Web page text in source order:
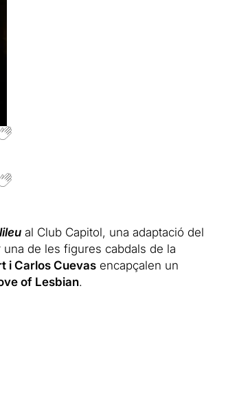
al Club Capitol, una adaptació del
de les figures cabdals de la
i Carlos Cuevasencapçalen un
of Lesbian.